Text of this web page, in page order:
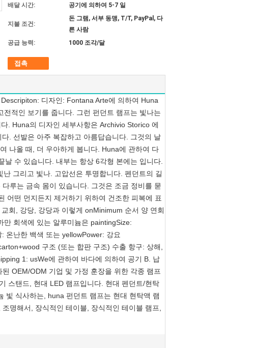
배달 시간:
공기에 의하여 5-7 일
지불 조건:
돈 그램, 서부 동맹, T/T, PayPal, 다
른 사람
공급 능력:
1000 조각/달
접촉
디자인: Fontana Arte에 의하여 Huna
적인 보기를 줍니다. 그런 펀던트 램프는 빛나는
. Huna의 디자인 세부사항은 Archivio Storico 에
. 선발은 아주 복잡하고 아름답습니다. 그것의 날
나올 때, 더 우아하게 봅니다. Huna에 관하여 다
수 있습니다. 내부는 항상 6각형 본에는 입니다.
그리고 빛나. 고압선은 투명합니다. 펜던트의 길
루는 금속 몸이 있습니다. 그것은 조금 정비를 묻
어떤 먼지든지 제거하기 위하여 건조한 피복에 표
회, 강당, 강당과 이렇게 onMinimum 순서 양 연회
회색에 있는 알루미늄은 paintingSize:
온난한 백색 또는 yellowPower: 강요
구조 (또는 합판 구조) 수출 항구: 상해,
1: usWe에 관하여 바다에 의하여 공기 B. 납
OEM/ODM 기업 및 가정 훈장을 위한 각종 램프
스탠드, 현대 LED 램프입니다. 현대 펜던트/현탁
빛 식사하는, huna 펀던트 램프는 현대 현탁액 램
명해서, 장식적인 테이블, 장식적인 테이블 램프,